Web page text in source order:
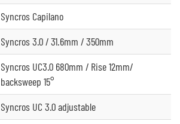
Syncros Capilano
Syncros 3.0 / 31.6mm / 350mm
Syncros UC3.0 680mm / Rise 12mm/
backsweep 15°
Syncros UC 3.0 adjustable